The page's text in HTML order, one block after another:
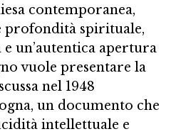
contemporanea,
profondità spirituale,
un’autentica apertura
vuole presentare la
nel 1948
un documento che
intellettuale e